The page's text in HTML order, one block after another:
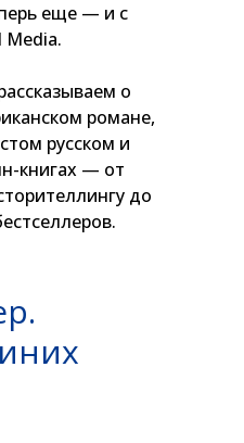
еще — и с
Media.
о
романе,
русском и
книгах — от
до